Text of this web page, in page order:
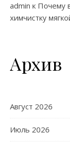
admin к Почему
химчистку
Архив
Август 2026
Июль 2026